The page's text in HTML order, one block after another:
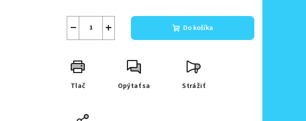
+
− Do košíka
Tlač Opýtať sa Strážiť